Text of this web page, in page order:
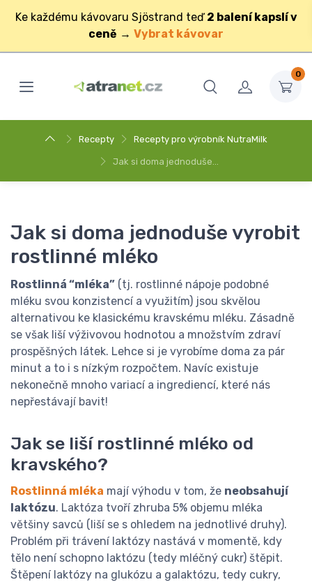
Ke každému kávovaru Sjöstrand teď 2 balení kapslí v
ceně → Vybrat kávovar
0
Recepty Recepty pro výrobník NutraMilk
Jak si doma jednoduše…
Jak si doma jednoduše vyrobit
rostlinné mléko
Rostlinná “mléka” (tj. rostlinné nápoje podobné
mléku svou konzistencí a využitím) jsou skvělou
alternativou ke klasickému kravskému mléku. Zásadně
se však liší výživovou hodnotou a množstvím zdraví
prospěšných látek. Lehce si je vyrobíme doma za pár
minut a to i s nízkým rozpočtem. Navíc existuje
nekonečně mnoho variací a ingrediencí, které nás
nepřestávají bavit!
Jak se liší rostlinné mléko od
kravského?
Rostlinná mléka mají výhodu v tom, že neobsahují
laktózu. Laktóza tvoří zhruba 5% objemu mléka
většiny savců (liší se s ohledem na jednotlivé druhy).
Problém při trávení laktózy nastává v momentě, kdy
tělo není schopno laktózu (tedy mléčný cukr) štěpit.
Štěpení laktózy na glukózu a galaktózu, tedy cukry,